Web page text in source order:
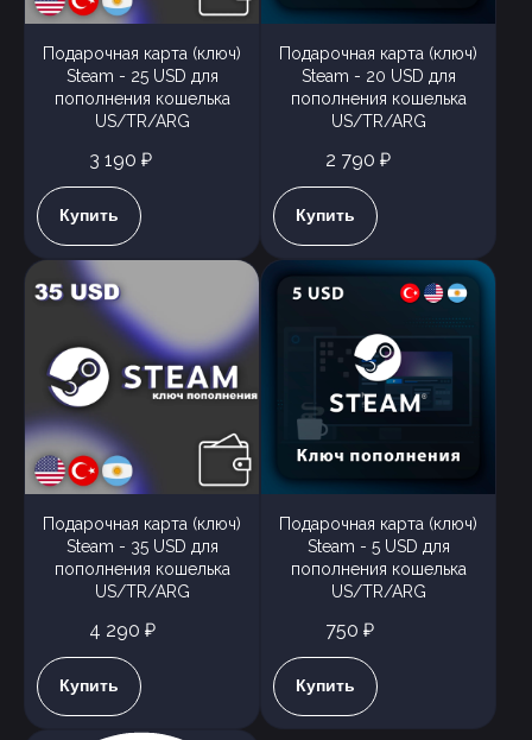
Подарочная карта (ключ)
Steam - 25 USD для
пополнения кошелька
US/TR/ARG
3 190 ₽
Купить
Подарочная карта (ключ)
Steam - 20 USD для
пополнения кошелька
US/TR/ARG
2 790 ₽
Купить
Подарочная карта (ключ)
Steam - 35 USD для
пополнения кошелька
US/TR/ARG
4 290 ₽
Купить
Подарочная карта (ключ)
Steam - 5 USD для
пополнения кошелька
US/TR/ARG
750 ₽
Купить